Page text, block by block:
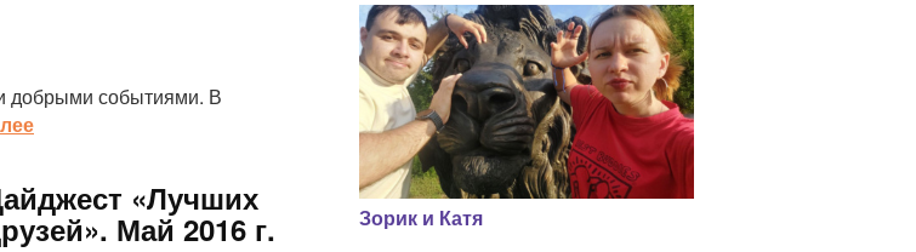
добрыми событиями. В
«Лучших
Май 2016 г. Зорик и Катя